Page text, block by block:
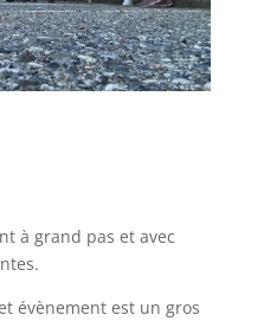
à grand pas et avec
évènement est un gros